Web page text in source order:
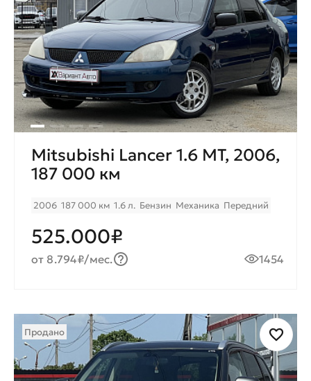
Mitsubishi Lancer 1.6 MT, 2006,
187 000 км
2006 187 000 км 1.6 л. Бензин Механика Передний
525.000₽
от 8.794₽/мес. 1454
Продано